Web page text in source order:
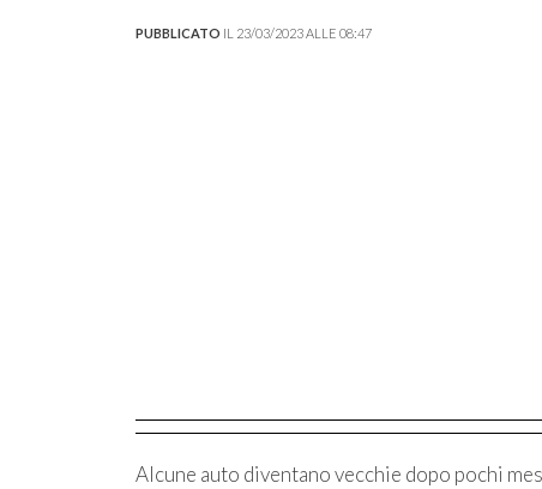
PUBBLICATO IL 23/03/2023 ALLE 08:47
Alcune auto diventano vecchie dopo pochi